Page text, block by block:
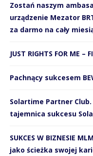
Zostań naszym
urządzenie Mezator
za darmo na cały
JUST RIGHTS FOR ME –
Pachnący sukcesem
Solartime Partner Club.
tajemnica sukcesu
SUKCES W BIZNESIE
jako ścieżka swojej